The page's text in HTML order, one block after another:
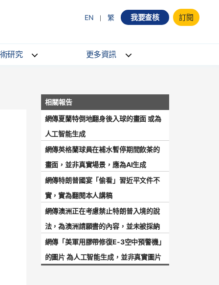
EN 繁 我要查核 訂閱
研究 更多資訊
網傳夏蘭特倒地翻身後入球的畫面 或為
人工智能生成
網傳英格蘭球員在補水暫停期間飲茶的
畫面，並非真實場景，應為AI生成
網傳特朗普國宴「偷看」習近平文件不
實，實為翻閱本人講稿
網傳澳洲正在考慮禁止特朗普入境的說
法，為澳洲請願書的內容，並未被採納
網傳「美軍用膠帶修復E-3空中預警機」
的圖片 為人工智能生成，並非真實圖片